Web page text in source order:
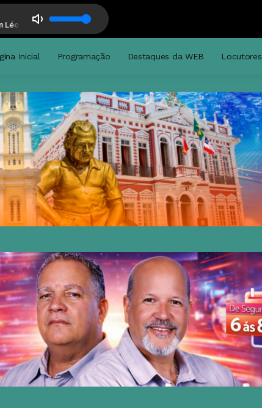
Inicial Programação Destaques da WEB Locutores